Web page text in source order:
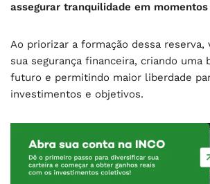
assegurar tranquilidade em
Ao priorizar a formação dessa reserva,
sua segurança financeira, criando uma
futuro e permitindo maior liberdade
investimentos e objetivos.